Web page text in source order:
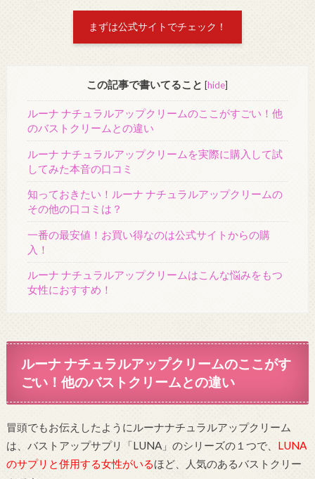
まずは公式サイトでチェック！
この記事で書いてること [hide]
ルーナ ナチュラルアップクリームのここがすごい！他
のバストクリームとの違い
ルーナ ナチュラルアップクリームを実際に購入して試
してみた本音の口コミ
知っておきたい！ルーナ ナチュラルアップクリームの
その他の口コミは？
一番の最安値！お買い得なのは公式サイトからの購
入！
ルーナ ナチュラルアップクリームはこんな悩みをもつ
女性におすすめ！
ルーナ ナチュラルアップクリームのここがす
ごい！他のバストクリームとの違い
冒頭でもお伝えしたようにルーナナチュラルアップクリーム
は、バストアップサプリ「LUNA」のシリーズの１つで、 LUNA
のサプリと併用する女性がいるほど、人気のあるバストクリー